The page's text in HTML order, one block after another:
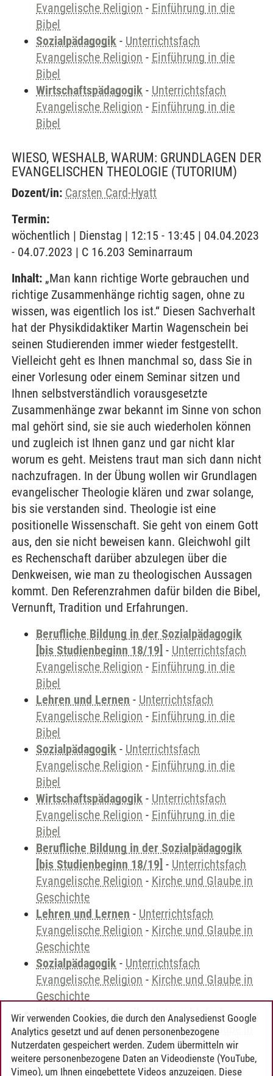
Evangelische Religion - Einführung in die
Bibel
Sozialpädagogik - Unterrichtsfach
Evangelische Religion - Einführung in die
Bibel
Wirtschaftspädagogik - Unterrichtsfach
Evangelische Religion - Einführung in die
Bibel
WIESO, WESHALB, WARUM: GRUNDLAGEN DER
EVANGELISCHEN THEOLOGIE (TUTORIUM)
Dozent/in: Carsten Card-Hyatt
Termin:
wöchentlich | Dienstag | 12:15 - 13:45 | 04.04.2023
- 04.07.2023 | C 16.203 Seminarraum
Inhalt: „Man kann richtige Worte gebrauchen und
richtige Zusammenhänge richtig sagen, ohne zu
wissen, was eigentlich los ist.“ Diesen Sachverhalt
hat der Physikdidaktiker Martin Wagenschein bei
seinen Studierenden immer wieder festgestellt.
Vielleicht geht es Ihnen manchmal so, dass Sie in
einer Vorlesung oder einem Seminar sitzen und
Ihnen selbstverständlich vorausgesetzte
Zusammenhänge zwar bekannt im Sinne von schon
mal gehört sind, sie sie auch wiederholen können
und zugleich ist Ihnen ganz und gar nicht klar
worum es geht. Meistens traut man sich dann nicht
nachzufragen. In der Übung wollen wir Grundlagen
evangelischer Theologie klären und zwar solange,
bis sie verstanden sind. Theologie ist eine
positionelle Wissenschaft. Sie geht von einem Gott
aus, den sie nicht beweisen kann. Gleichwohl gilt
es Rechenschaft darüber abzulegen über die
Denkweisen, wie man zu theologischen Aussagen
kommt. Den Referenzrahmen dafür bilden die Bibel,
Vernunft, Tradition und Erfahrungen.
Berufliche Bildung in der Sozialpädagogik
[bis Studienbeginn 18/19] - Unterrichtsfach
Evangelische Religion - Einführung in die
Bibel
Lehren und Lernen - Unterrichtsfach
Evangelische Religion - Einführung in die
Bibel
Sozialpädagogik - Unterrichtsfach
Evangelische Religion - Einführung in die
Bibel
Wirtschaftspädagogik - Unterrichtsfach
Evangelische Religion - Einführung in die
Bibel
Berufliche Bildung in der Sozialpädagogik
[bis Studienbeginn 18/19] - Unterrichtsfach
Evangelische Religion - Kirche und Glaube in
Geschichte
Lehren und Lernen - Unterrichtsfach
Evangelische Religion - Kirche und Glaube in
Geschichte
Sozialpädagogik - Unterrichtsfach
Evangelische Religion - Kirche und Glaube in
Geschichte
Wirtschaftspädagogik- Unterrichtsfach
Evangelische Religion -Kirche und Glaube in
Geschichte
Wir verwenden Cookies, die durch den Analysedienst Google
Analytics gesetzt und auf denen personenbezogene
Nutzerdaten gespeichert werden. Zudem übermitteln wir
weitere personenbezogene Daten an Videodienste (YouTube,
Vimeo), um Ihnen eingebettete Videos anzuzeigen. Diese